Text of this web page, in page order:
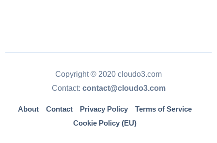
Copyright © 2020 cloudo3.com
Contact: contact@cloudo3.com
About Contact Privacy Policy
Terms of Service
Cookie Policy (EU)